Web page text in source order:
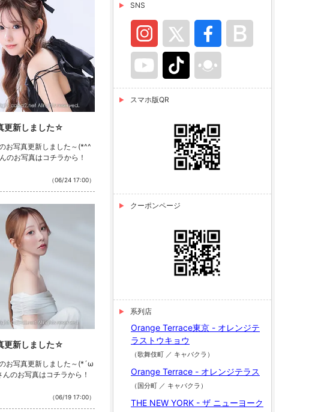
更新しました☆
お写真更新しました～(*^^
のお写真はコチラから！
（06/24 17:00）
更新しました☆
お写真更新しました～(*´ω
んのお写真はコチラから！
（06/19 17:00）
SNS
スマホ版QR
クーポンページ
系列店
Orange Terrace東京 - オレンジテ
ラストウキョウ
（歌舞伎町 ／ キャバクラ）
Orange Terrace - オレンジテラス
（国分町 ／ キャバクラ）
THE NEW YORK - ザ ニューヨーク